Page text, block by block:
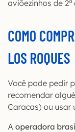
aviõezinhos de 2ª
COMO
LOS ROQUES
Você pode pedir
recomendar
Caracas) ou usar
A operadora